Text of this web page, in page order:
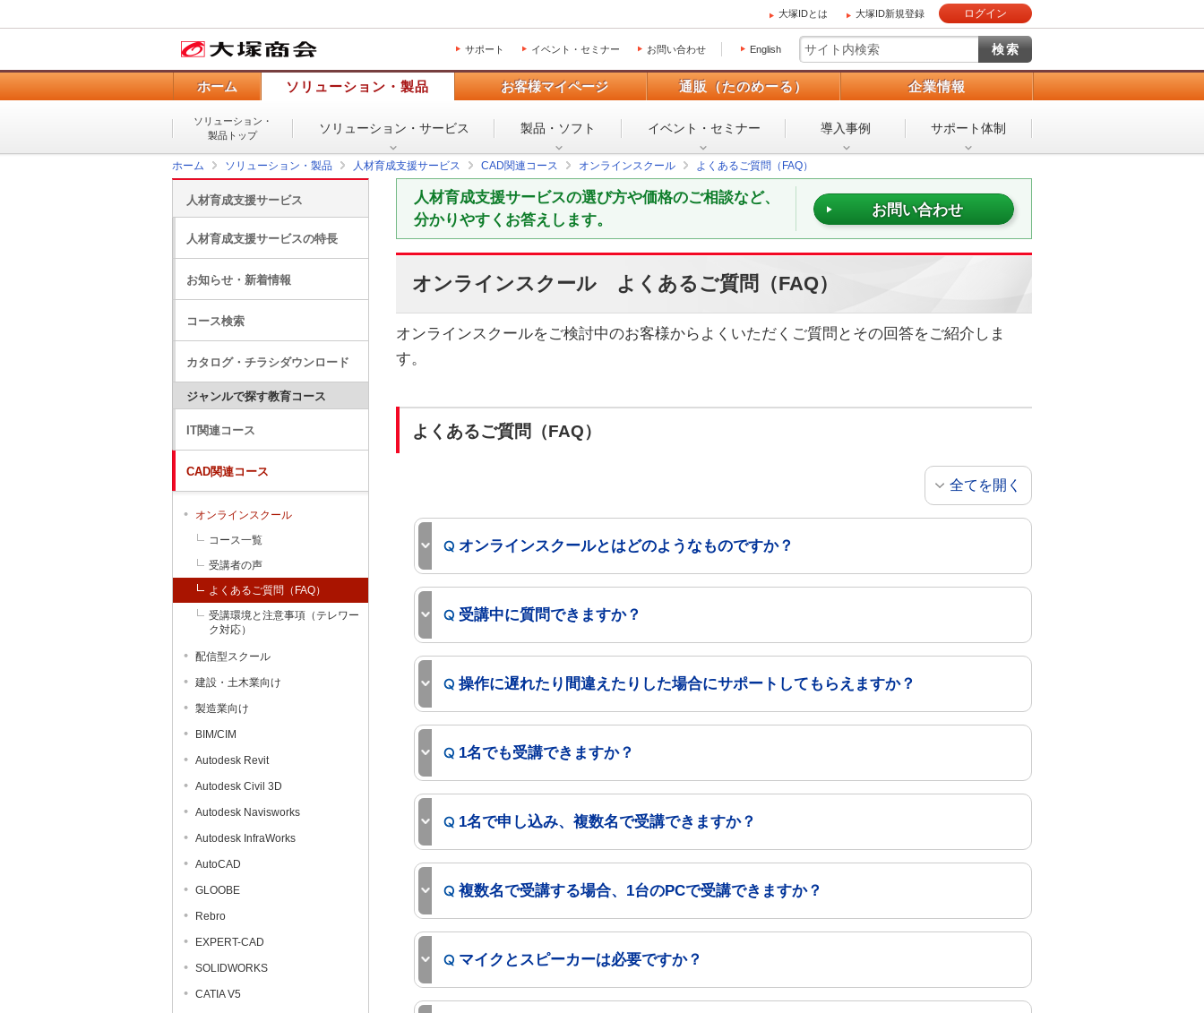
大塚IDとは 大塚ID新規登録 ログイン
サポート イベント・セミナー お問い合わせ English
ホーム ソリューション・製品 お客様マイページ 通販（たのめーる） 企業情報
ソリューション・
製品トップ
ソリューション・ サービス 製品・ソフト イベント・ セミナー 導入事例 サポート体制
ホーム ソリューション・製品 人材育成支援サービス CAD関連コース オンラインスクール よくあるご質問（FAQ）
人材育成支援サービスの選び方や価格のご相談など、
分かりやすくお答えします。
お問い合わせ
オンラインスクール よくあるご質問（FAQ）
オンラインスクールをご検討中のお客様からよくいただくご質問とその回答をご紹介しま
す。
よくあるご質問（FAQ）
全てを開く
オンラインスクールとはどのようなものですか？
受講中に質問できますか？
操作に遅れたり間違えたりした場合にサポートしてもらえますか？
1名でも受講できますか？
1名で申し込み、複数名で受講できますか？
複数名で受講する場合、1台のPCで受講できますか？
マイクとスピーカーは必要ですか？
人材育成支援サービス
人材育成支援サービスの特長
お知らせ・新着情報
コース検索
カタログ・チラシダウンロード
ジャンルで探す教育コース
IT関連コース
CAD関連コース
オンラインスクール
コース一覧
受講者の声
よくあるご質問（FAQ）
受講環境と注意事項（テレワー
ク対応）
配信型スクール
建設・土木業向け
製造業向け
BIM/CIM
Autodesk Revit
Autodesk Civil 3D
Autodesk Navisworks
Autodesk InfraWorks
AutoCAD
GLOOBE
Rebro
EXPERT-CAD
SOLIDWORKS
CATIA V5